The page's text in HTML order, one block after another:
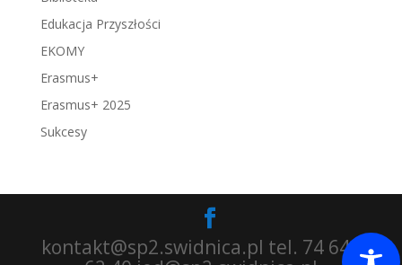
Edukacja Przyszłości
EKOMY
Erasmus+
Erasmus+ 2025
Sukcesy
kontakt@sp2.swidnica.pl tel. 74 640